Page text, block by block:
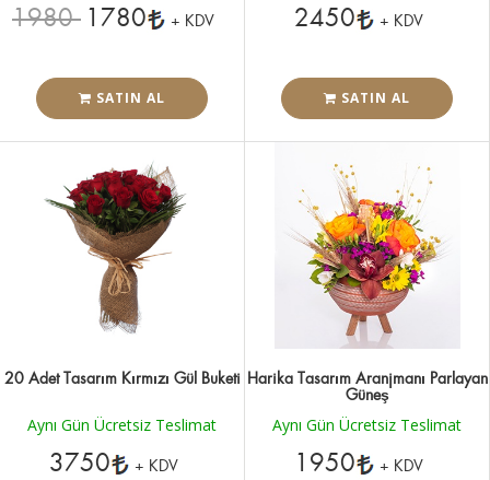
1980 1780 + KDV
SATIN AL
2450 + KDV
SATIN AL
20 Adet Tasarım Kırmızı Gül Buketi
Aynı Gün Ücretsiz Teslimat
3750 + KDV
Harika Tasarım Aranjmanı Parlayan
Güneş
Aynı Gün Ücretsiz Teslimat
1950 + KDV